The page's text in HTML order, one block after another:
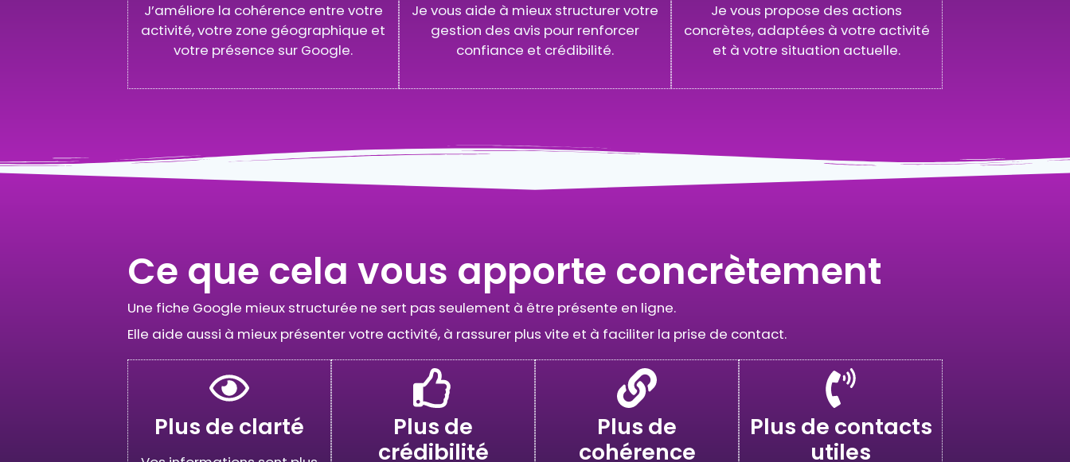
J’améliore la cohérence entre votre
activité, votre zone géographique et
votre présence sur Google.
Je vous aide à mieux structurer votre
gestion des avis pour renforcer
confiance et crédibilité.
Je vous propose des actions
concrètes, adaptées à votre activité
et à votre situation actuelle.
Ce que cela vous apporte concrètement
Une fiche Google mieux structurée ne sert pas seulement à être présente en ligne.
Elle aide aussi à mieux présenter votre activité, à rassurer plus vite et à faciliter la prise de contact.
Plus de clarté
Plus de
crédibilité
Plus de
cohérence
Plus de contacts
utiles